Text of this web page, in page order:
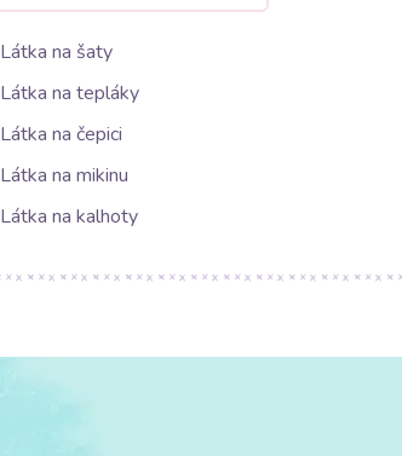
Látka na šaty
Látka na tepláky
Látka na čepici
Látka na mikinu
Látka na kalhoty